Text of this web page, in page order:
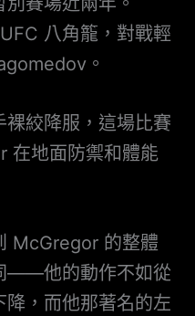
八角籠，對戰輕
。
絞降服，這場比賽
在地面防禦和體能
McGregor 的整體
——他的動作不如從
，而他那著名的左